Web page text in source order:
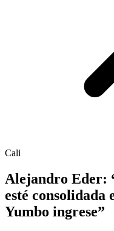
Cali
Alejandro Eder:
esté
Yumbo ingrese”